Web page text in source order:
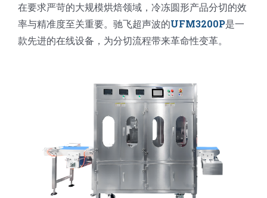
圆蛋糕切割机
三角蛋糕切割机
奶酪切片
挤出奶酪切片
寿司切割机
冷冻面团切割
牛轧糖切割
宠物食品
公司新闻
在要求严苛的大规模烘焙领域，冷冻圆形产品分切的效
率与精准度至关重要。驰飞超声波的UFM3200P是一
款先进的在线设备，为分切流程带来革命性变革。